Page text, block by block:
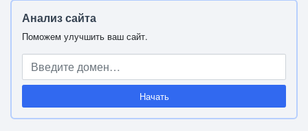
Анализ сайта
Поможем улучшить ваш сайт.
Начать